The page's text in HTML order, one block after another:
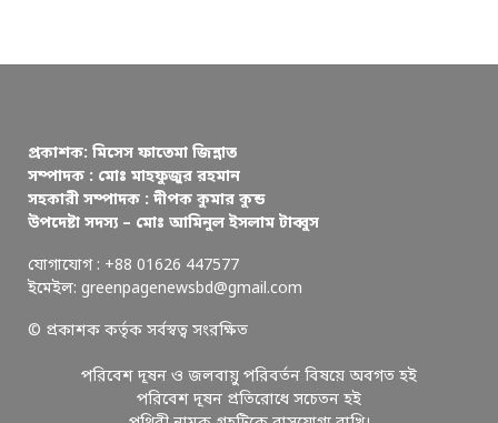
প্রকাশক: মিসেস ফাতেমা জিন্নাত
সম্পাদক : মোঃ মাহফুজুর রহমান
সহকারী সম্পাদক : দীপক কুমার কুন্ড
উপদেষ্টা সদস্য – মোঃ আমিনুল ইসলাম টাব্বুস
যোগাযোগ : +88 01626 447577
ইমেইল: greenpagenewsbd@gmail.com
© প্রকাশক কর্তৃক সর্বস্বত্ব সংরক্ষিত
পরিবেশ দূষন ও জলবায়ু পরিবর্তন বিষয়ে অবগত হই
পরিবেশ দূষন প্রতিরোধে সচেতন হই